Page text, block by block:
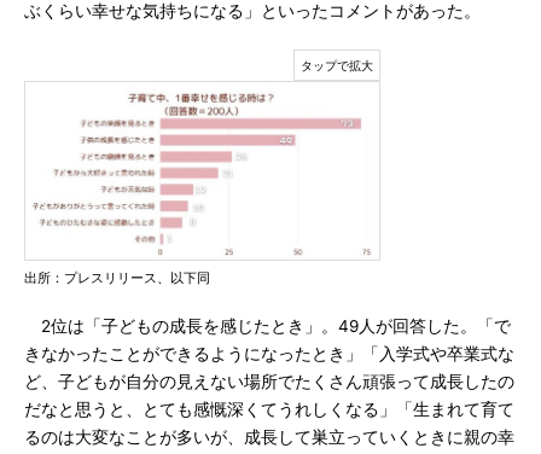
ぶくらい幸せな気持ちになる」といったコメントがあった。
出所：プレスリリース、以下同
2位は「子どもの成長を感じたとき」。49人が回答した。「で
きなかったことができるようになったとき」「入学式や卒業式な
ど、子どもが自分の見えない場所でたくさん頑張って成長したの
だなと思うと、とても感慨深くてうれしくなる」「生まれて育て
るのは大変なことが多いが、成長して巣立っていくときに親の幸